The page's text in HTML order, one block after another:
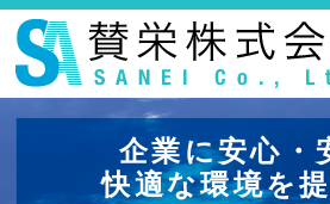
企業に安心・
快適な環境を